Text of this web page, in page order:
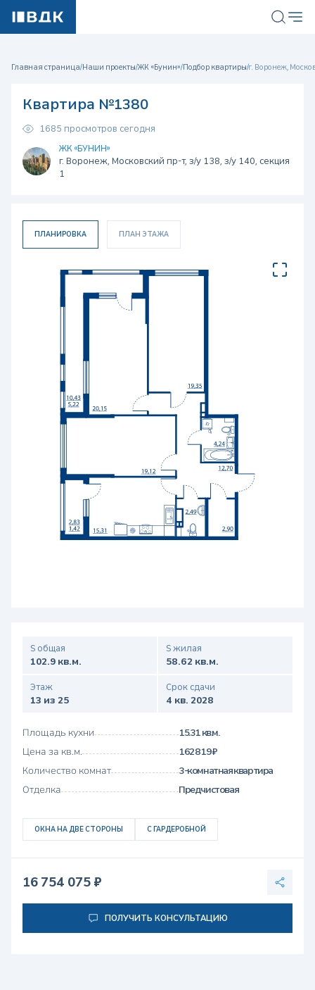
Главная страница/Наши проекты/ЖК «Бунин»/Подбор квартиры/г. Воронеж,
Квартира №1380
1685 просмотров сегодня
ЖК «БУНИН»
г. Воронеж, Московский пр-т, з/у 138, з/у 140, секция
1
ПЛАНИРОВКА ПЛАН ЭТАЖА
S общая
102.9 кв.м.
S жилая
58.62 кв.м.
Этаж
13 из 25
Срок сдачи
4 кв. 2028
Площадь кухни
15.31 кв.м.
Цена за кв.м.
162 819 ₽
Количество комнат
3-комнатная квартира
Отделка
Предчистовая
ОКНА НА ДВЕ СТОРОНЫ С ГАРДЕРОБНОЙ
16 754 075 ₽
ПОЛУЧИТЬ КОНСУЛЬТАЦИЮ